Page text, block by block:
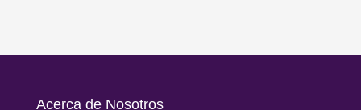
Acerca de Nosotros